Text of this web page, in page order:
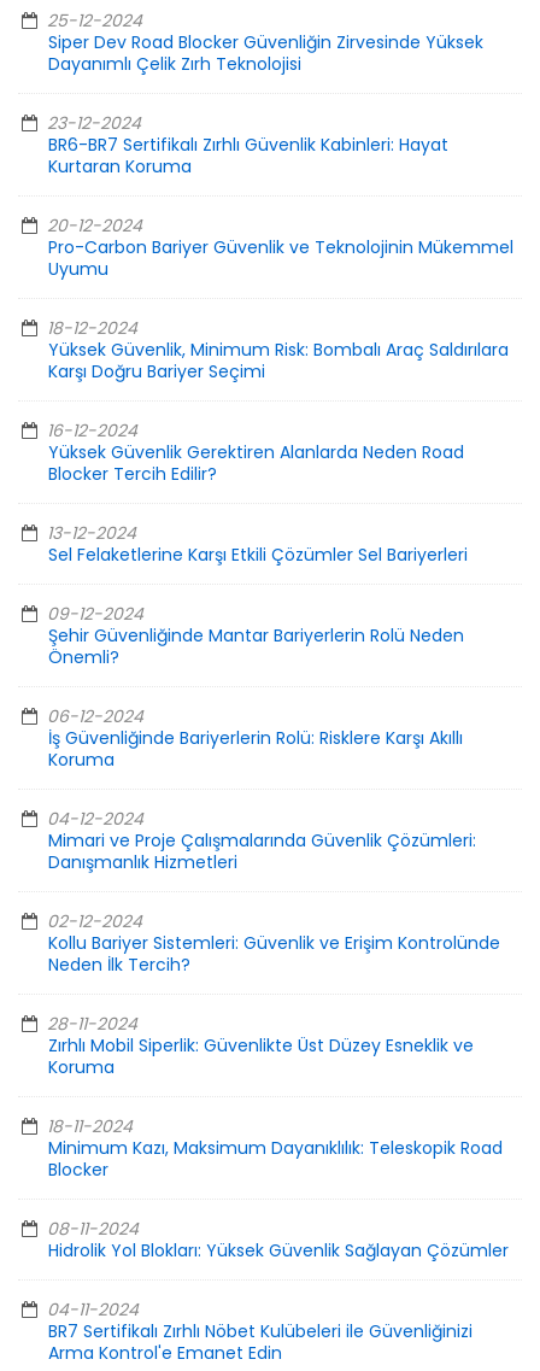
25-12-2024
Siper Dev Road Blocker Güvenliğin Zirvesinde Yüksek
Dayanımlı Çelik Zırh Teknolojisi
23-12-2024
BR6-BR7 Sertifikalı Zırhlı Güvenlik Kabinleri: Hayat
Kurtaran Koruma
20-12-2024
Pro-Carbon Bariyer Güvenlik ve Teknolojinin Mükemmel
Uyumu
18-12-2024
Yüksek Güvenlik, Minimum Risk: Bombalı Araç Saldırılara
Karşı Doğru Bariyer Seçimi
16-12-2024
Yüksek Güvenlik Gerektiren Alanlarda Neden Road
Blocker Tercih Edilir?
13-12-2024
Sel Felaketlerine Karşı Etkili Çözümler Sel Bariyerleri
09-12-2024
Şehir Güvenliğinde Mantar Bariyerlerin Rolü Neden
Önemli?
06-12-2024
İş Güvenliğinde Bariyerlerin Rolü: Risklere Karşı Akıllı
Koruma
04-12-2024
Mimari ve Proje Çalışmalarında Güvenlik Çözümleri:
Danışmanlık Hizmetleri
02-12-2024
Kollu Bariyer Sistemleri: Güvenlik ve Erişim Kontrolünde
Neden İlk Tercih?
28-11-2024
Zırhlı Mobil Siperlik: Güvenlikte Üst Düzey Esneklik ve
Koruma
18-11-2024
Minimum Kazı, Maksimum Dayanıklılık: Teleskopik Road
Blocker
08-11-2024
Hidrolik Yol Blokları: Yüksek Güvenlik Sağlayan Çözümler
04-11-2024
BR7 Sertifikalı Zırhlı Nöbet Kulübeleri ile Güvenliğinizi
Arma Kontrol'e Emanet Edin